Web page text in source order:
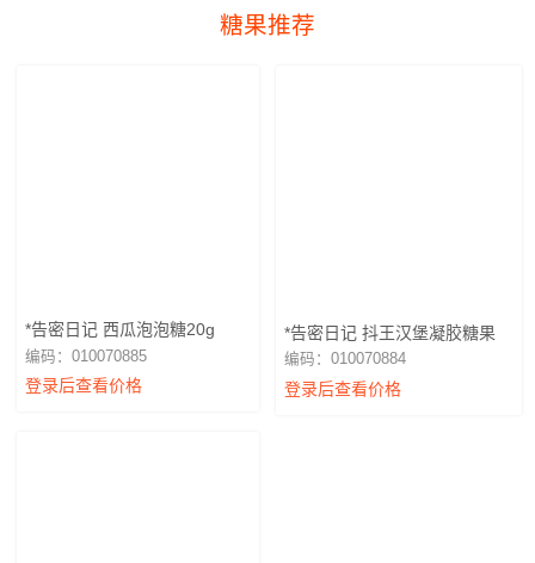
糖果推荐
*告密日记 西瓜泡泡糖20g
编码：010070885
登录后查看价格
*告密日记 抖王汉堡凝胶糖果
编码：010070884
登录后查看价格